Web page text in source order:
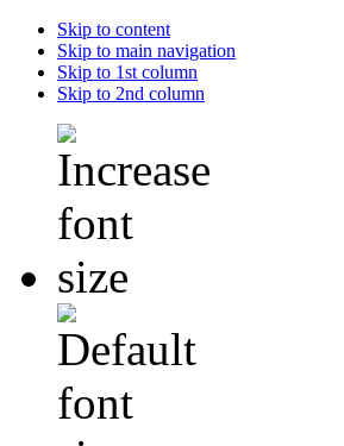
Skip to content
Skip to main navigation
Skip to 1st column
Skip to 2nd column